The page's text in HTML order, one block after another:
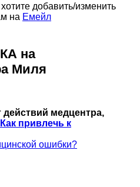
добавить/изменить
на Емейл
на
Миля
медцентра,
Как привлечь к
ошибки?